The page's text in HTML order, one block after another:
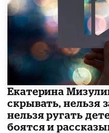
Екатерина
скрывать, нельзя
нельзя ругать
боятся и